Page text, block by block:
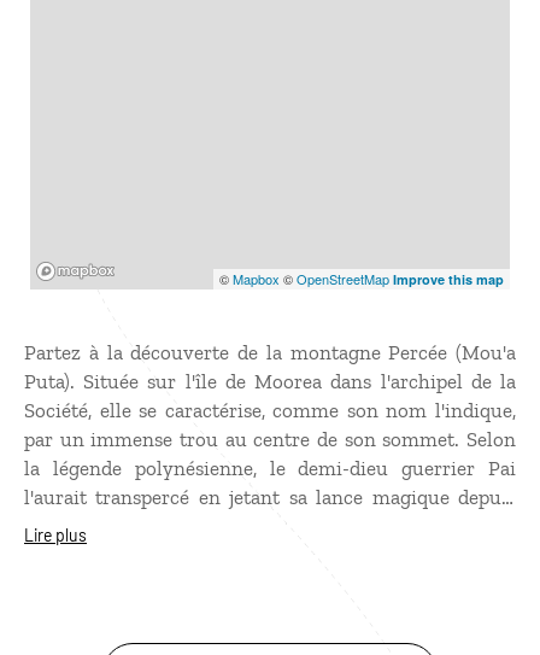
©Mapbox ©OpenStreetMap Improve this map
Partez à la découverte de la montagne Percée (Mou'a
Puta). Située sur l'île de Moorea dans l'archipel de la
Société, elle se caractérise, comme son nom l'indique,
par un immense trou au centre de son sommet. Selon
la légende polynésienne, le demi-dieu guerrier Pai
l'aurait transpercé en jetant sa lance magique depuis
Tahiti pour empêcher le dieu des voleurs Hiro de voler
contribue à la beauté sauvage et mystérieuse de
Lire plus